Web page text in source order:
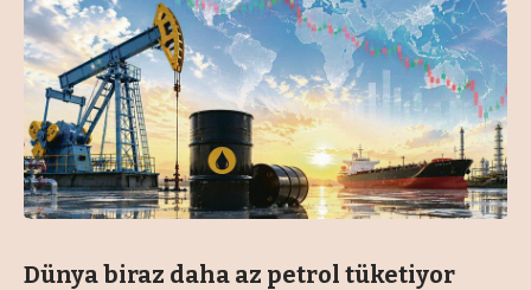
Dünya biraz daha az petrol tüketiyor